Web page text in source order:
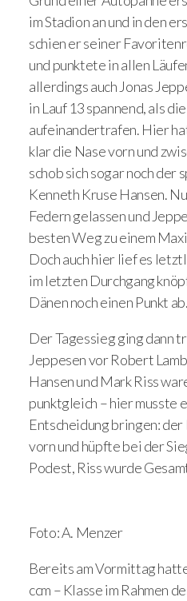
im Stadion an und in den
schien er seiner
und punktete in allen
allerdings auch Jonas
in Lauf 13 spannend, als
aufeinandertrafen. Hier
klar die Nase vorn und
schob sich sogar noch
Kenneth Kruse Hansen.
Federn gelassen und
besten Weg zu einem
Doch auch hier lief es
im letzten Durchgang
Dänen noch einen Punkt ab.
Der Tagessieg ging dann
Jeppesen vor Robert
Hansen und Mark Riss
punktgleich – hier musste
Entscheidung bringen:
vorn und hüpfte bei der
Podest, Riss wurde
Foto: A. Menzer
Bereits am Vormittag
ccm – Klasse im Rahmen